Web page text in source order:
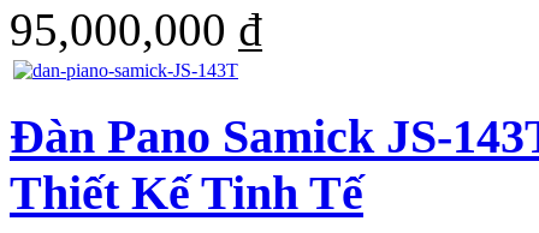
95,000,000 ₫
Đàn Pano Samick JS-
Thiết Kế Tinh Tế